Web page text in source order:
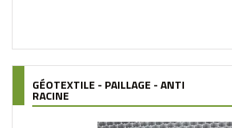
GÉOTEXTILE - PAILLAGE - ANTI
RACINE